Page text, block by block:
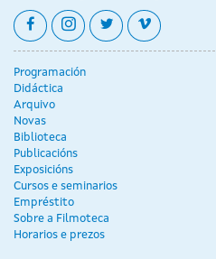
facebookinstagram
twittervimeo
Programación
Didáctica
Arquivo
Novas
Biblioteca
Publicacións
Exposicións
Cursos e seminarios
Empréstito
Sobre a Filmoteca
Horarios e prezos